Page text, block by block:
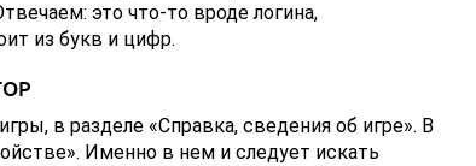
это что-то вроде логина,
из букв и цифр.
в разделе «Справка, сведения об игре». В
Именно в нем и следует искать